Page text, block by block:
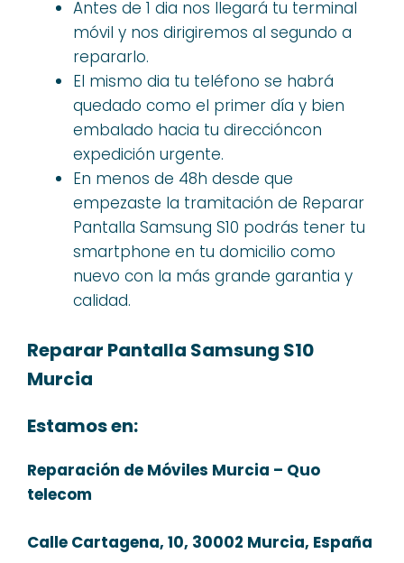
Antes de 1 dia nos llegará tu terminal
móvil y nos dirigiremos al segundo a
repararlo.
El mismo dia tu teléfono se habrá
quedado como el primer día y bien
embalado hacia tu direccióncon
expedición urgente.
En menos de 48h desde que
empezaste la tramitación de Reparar
Pantalla Samsung S10 podrás tener tu
smartphone en tu domicilio como
nuevo con la más grande garantia y
calidad.
Reparar Pantalla Samsung S10
Murcia
Estamos en:
Reparación de Móviles Murcia – Quo
telecom
Calle Cartagena, 10, 30002 Murcia, España